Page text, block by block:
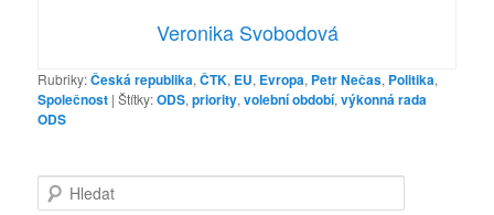
Veronika Svobodová
Rubriky:Česká republika,ČTK, EU, Evropa, Petr Nečas, Politika,
Společnost |Štítky:ODS,priority,volební období,výkonná rada
ODS
l